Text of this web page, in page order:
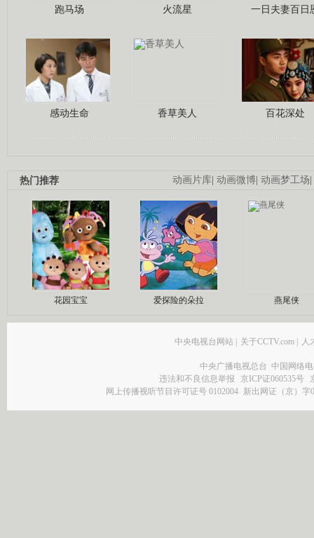
跑马场 火流星 一日夫妻百日
感动生命 香草美人 百花深处
动画片库 动画微博 动画梦工场
热门推荐
花园宝宝 爱探险的朵拉 燕尾侠
中央电视台网站 关于CCTV.com 人
中央广播电视总台 中国网络
违法和不良信息举报
京ICP证060535号
网上传播视听节目许可证号 0102004 新出网证（京）